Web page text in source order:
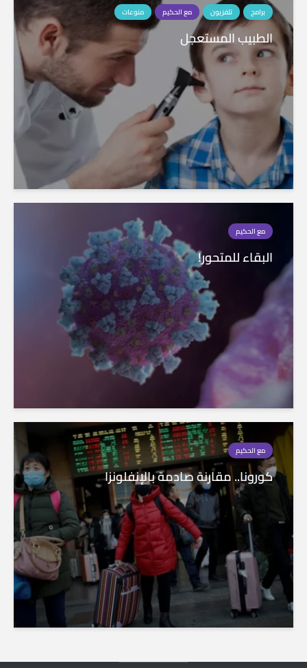
برامج تلفزيون مع الحكيم منوعات
الطبيب المستعجل
مع الحكيم
البقاء للمتحور!
مع الحكيم
كورونا.. مقارنة صادمة بالإنفلونزا